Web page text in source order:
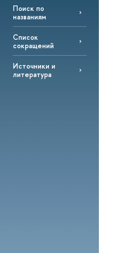
Поиск по
названиям
Список
сокращений
Источники и
литература